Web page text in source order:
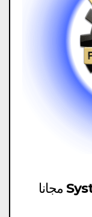
تحميل برنامج System Mechanic مجانا